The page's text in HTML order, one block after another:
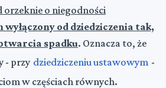
orzeknie o niegodności
wyłączony od dziedziczenia tak,
spadku. Oznacza to, że
- przy dziedziczeniu ustawowym -
w częściach równych.